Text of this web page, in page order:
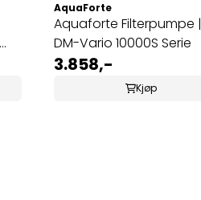
AquaForte
Aquaforte Filterpumpe |
DM-Vario 10000S Serie
3.858,-
Kjøp